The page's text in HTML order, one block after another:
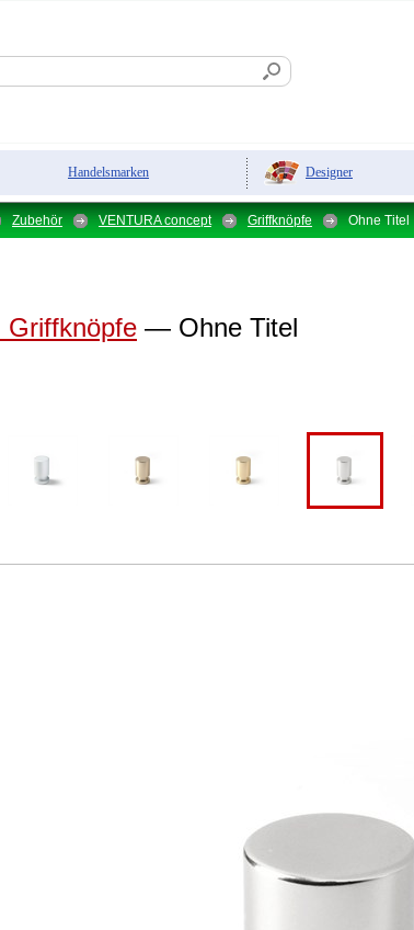
Handelsmarken Designer
Zubehör VENTURA concept Griffknöpfe Ohne Titel
Griffknöpfe — Ohne Titel